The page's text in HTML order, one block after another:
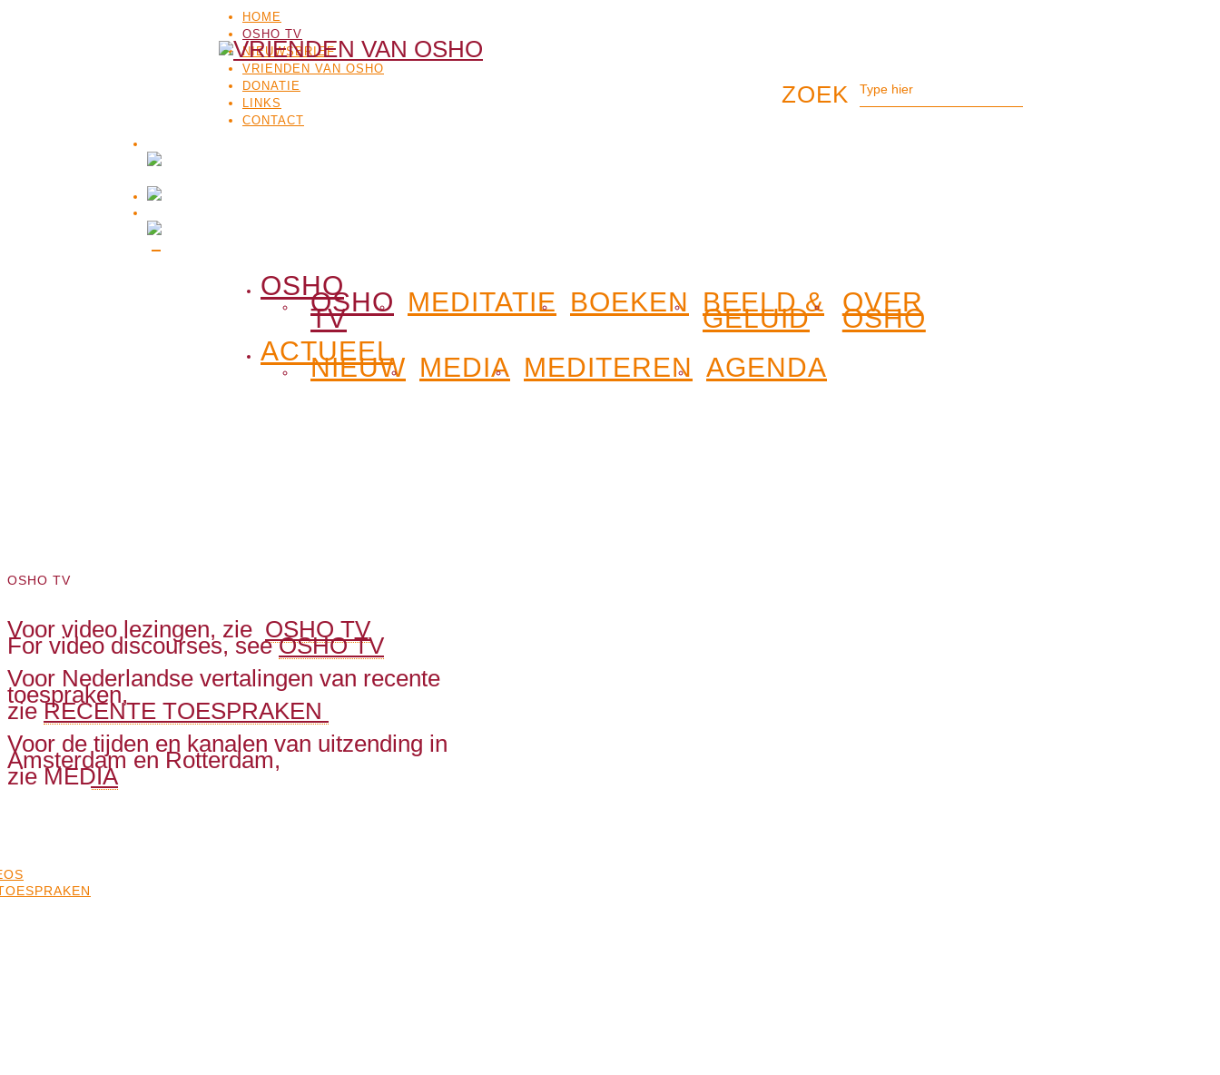
HOME
OSHO TV
NIEUWSBRIEF
VRIENDEN VAN OSHO
DONATIE
LINKS
CONTACT
OSHO
OSHO
TV
MEDITATIE BOEKEN BEELD &
GELUID
OVER
OSHO
ACTUEEL
NIEUW MEDIA MEDITEREN AGENDA
OSHO TV
Voor video lezingen, zie OSHO TV
For video discourses, seeOSHO TV
Voor Nederlandse vertalingen van recente
toespraken,
zie RECENTE TOESPRAKEN
Voor de tijden en kanalen van uitzending in
Amsterdam en Rotterdam,
zieMEDIA